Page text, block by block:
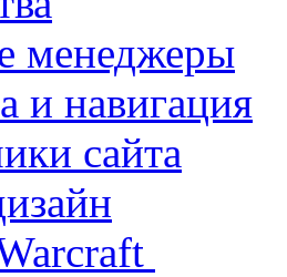
менеджеры
и навигация
сайта